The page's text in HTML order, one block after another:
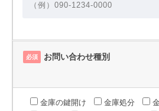
必須 お問い合わせ種別
金庫の鍵開け 金庫処分